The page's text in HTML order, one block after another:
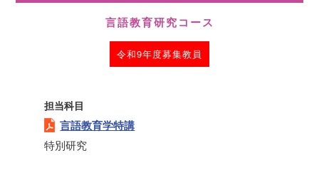
言語教育研究コース
令和9年度募集教員
担当科目
言語教育学特講
特別研究